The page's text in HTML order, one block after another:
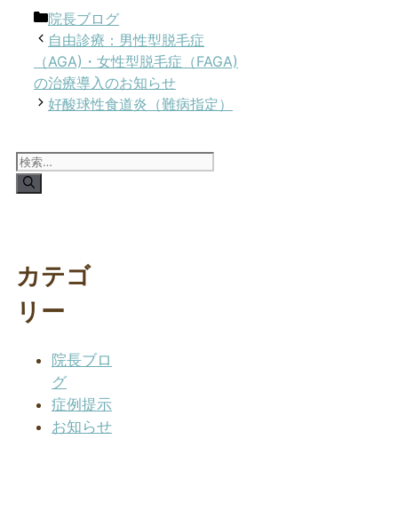
カ
テ
ゴ
リ
ー
院長ブログ
自由診療：男性型脱毛症
（AGA)・女性型脱毛症（FAGA)
の治療導入のお知らせ
好酸球性食道炎（難病指定）
検
索:
カテゴ
リー
院長ブロ
グ
症例提示
お知らせ